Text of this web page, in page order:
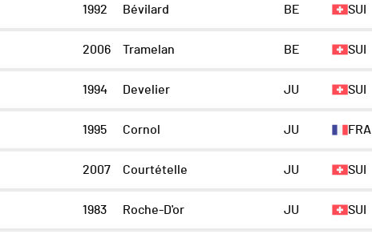
1992 Bévilard BE SUI
2006 Tramelan BE SUI
1994 Develier JU SUI
1995 Cornol JU FRA
2007 Courtételle JU SUI
1983 Roche-D'or JU SUI